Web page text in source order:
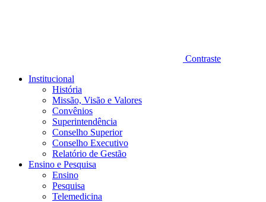
Contraste
Institucional
História
Missão, Visão e Valores
Convênios
Superintendência
Conselho Superior
Conselho Executivo
Relatório de Gestão
Ensino e Pesquisa
Ensino
Pesquisa
Telemedicina